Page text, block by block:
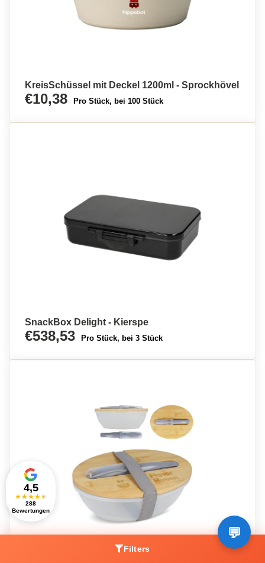
KreisSchüssel mit Deckel 1200ml - Sprockhövel
€10,38 Pro Stück, bei 100 Stück
SnackBox Delight - Kierspe
€538,53 Pro Stück, bei 3 Stück
Filters
4,5
★★★★★
288
Bewertungen